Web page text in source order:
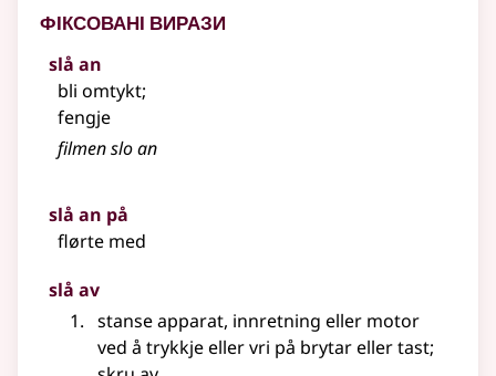
Фіксовані вирази
slå an
bli omtykt;
fengje
filmen slo an
slå an på
flørte med
slå av
stanse apparat, innretning eller motor
ved å trykkje eller vri på brytar eller tast;